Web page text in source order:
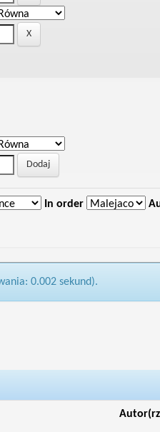
In order
0.002 sekund).